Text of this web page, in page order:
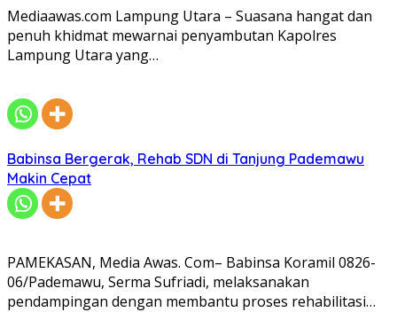
Mediaawas.com Lampung Utara – Suasana hangat dan
penuh khidmat mewarnai penyambutan Kapolres
Lampung Utara yang…
Babinsa Bergerak, Rehab SDN di Tanjung Pademawu
Makin Cepat
PAMEKASAN, Media Awas. Com– Babinsa Koramil 0826-
06/Pademawu, Serma Sufriadi, melaksanakan
pendampingan dengan membantu proses rehabilitasi…